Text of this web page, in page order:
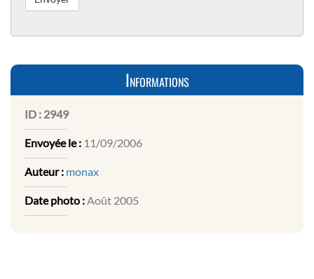
Informations
ID : 2949
Envoyée le : 11/09/2006
Auteur : monax
Date photo :Août 2005